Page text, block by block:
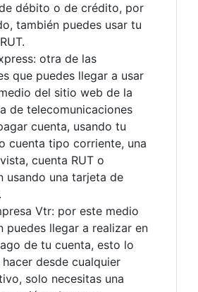
débito o de crédito, por
también puedes usar tu
otra de las
que puedes llegar a usar
del sitio web de la
de telecomunicaciones
cuenta, usando tu
cuenta tipo corriente, una
cuenta RUT o
usando una tarjeta de
Vtr: por este medio
puedes llegar a realizar en
de tu cuenta, esto lo
hacer desde cualquier
solo necesitas una